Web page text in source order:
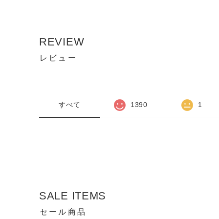
REVIEW
レビュー
すべて 1390 1
SALE ITEMS
セール商品